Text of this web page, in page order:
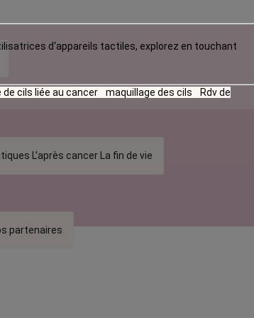
L’après cancer La fin de vie
partenaires
d‘appareils tactiles, explorez en touchant
de cils liée au cancer maquillage des cils
Rdv de